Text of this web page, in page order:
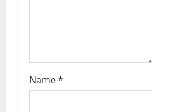
Name*